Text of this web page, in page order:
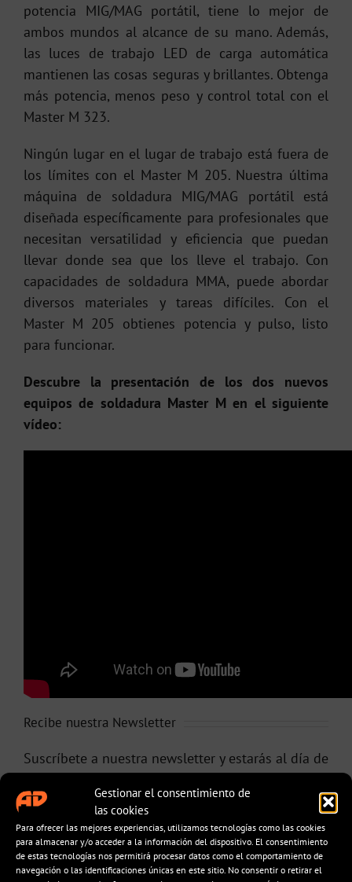
Gestionar el consentimiento de
las cookies
Para ofrecer las mejores experiencias, utilizamos tecnologías como las cookies
para almacenar y/o acceder a la información del dispositivo. El consentimiento
de estas tecnologías nos permitirá procesar datos como el comportamiento de
navegación o las identificaciones únicas en este sitio. No consentir o retirar el
potencia MIG/MAG portátil, tiene lo mejor de
ambos mundos al alcance de su mano. Además,
las luces de trabajo LED de carga automática
mantienen las cosas seguras y brillantes. Obtenga
más potencia, menos peso y control total con el
Master M 323.
Ningún lugar en el lugar de trabajo está fuera de
los límites con el Master M 205. Nuestra última
máquina de soldadura MIG/MAG portátil está
diseñada específicamente para profesionales que
necesitan versatilidad y eficiencia que puedan
llevar donde sea que los lleve el trabajo. Con
capacidades de soldadura MMA, puede abordar
diversos materiales y tareas difíciles. Con el
Master M 205 obtienes potencia y pulso, listo
para funcionar.
Descubre la presentación de los dos nuevos
equipos de soldadura Master M en el siguiente
vídeo:
Recibe nuestra Newsletter
Suscríbete a nuestra newsletter y estarás al día de
exclusivas
Nombre *